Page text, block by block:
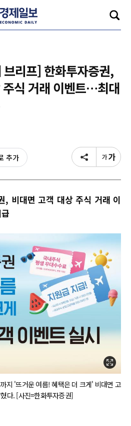
리프] 한화투자증권,
주식 거래 이벤트…최대
추가
, 비대면 고객 대상 주식 거래 이
지 '뜨거운 여름! 혜택은 더 크게' 비대면 고
다. [사진=한화투자증권]